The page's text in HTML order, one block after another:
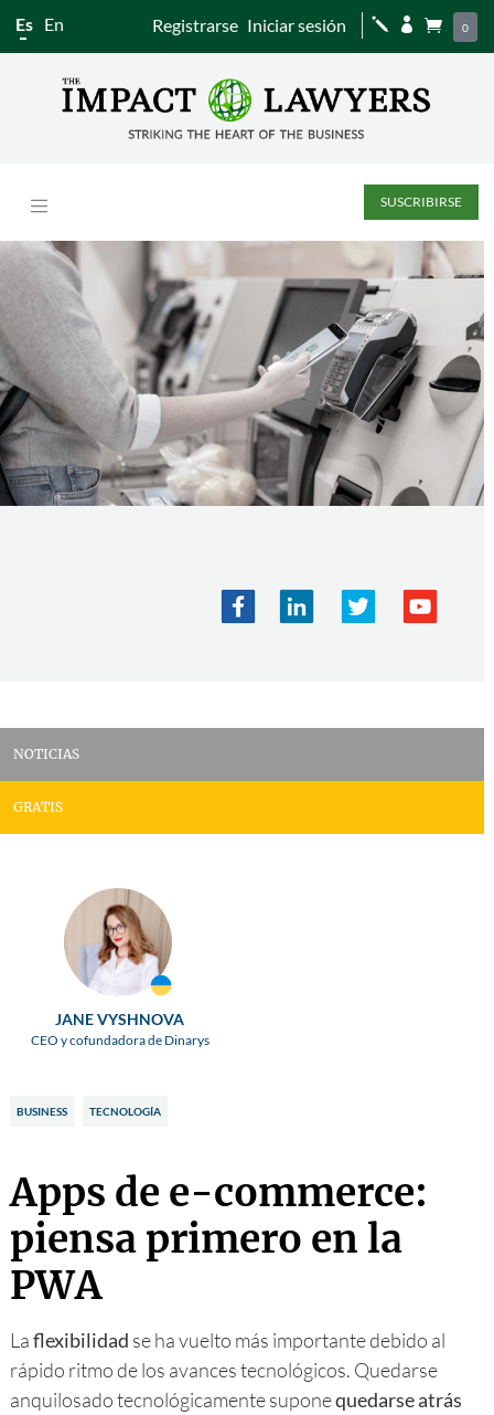
Es En Registrarse Iniciar sesión j   0
SUSCRIBIRSE
NOTICIAS
GRATIS
JANE VYSHNOVA
CEO y cofundadora de Dinarys
BUSINESS TECNOLOGÍA
Apps de e-commerce:
piensa primero en la
PWA
Laflexibilidad se ha vuelto más importante debido al
rápido ritmo de los avances tecnológicos. Quedarse
anquilosado tecnológicamente suponequedarse atrás